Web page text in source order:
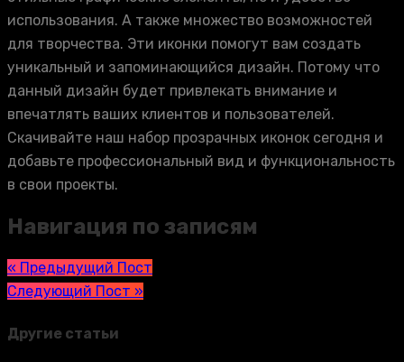
использования. А также множество возможностей
для творчества. Эти иконки помогут вам создать
уникальный и запоминающийся дизайн. Потому что
данный дизайн будет привлекать внимание и
впечатлять ваших клиентов и пользователей.
Скачивайте наш набор прозрачных иконок сегодня и
добавьте профессиональный вид и функциональность
в свои проекты.
Навигация по записям
« Предыдущий Пост
Следующий Пост »
Другие статьи